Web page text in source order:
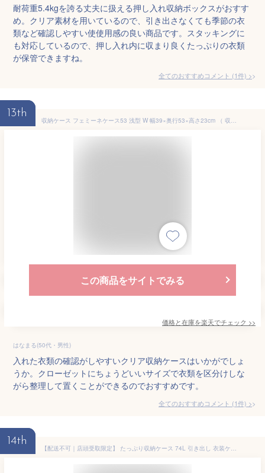
耐荷重5.4kgを誇る丈夫に扱える押し入れ収納ボックスがおすす
め。クリア素材を用いているので、引き出さなくても季節の衣
類など確認しやすい使使用感の良い商品です。スタッキングに
も対応しているので、押し入れ内に収まり良くたっぷりの衣類
が保管できますね。
全てのおすすめコメント (1件) >
13th
収納ケース フェミーネケース53 浅型 W 幅39×奥行53×高さ23cm （ 収納 引き出し 収納ボックス クローゼット 衣装ケース プラスチック 衣類 洋服 日本製 小物入れ 小物収納 シンプル 衣類収納 積み重ね クリア 中が見える ホワイト ）【39ショップ】
この商品をサイトでみる
価格と在庫を楽天でチェック >>
はなまる(50代・男性)
入れた衣類の確認がしやすいクリア収納ケースはいかがでしょ
うか。クローゼットにちょうどいいサイズで衣類を区分けしな
がら整理して置くことができるのでおすすめです。
全てのおすすめコメント (1件) >
14th
【配送不可｜店頭受取限定】 たっぷり収納ケース 74L 引き出し 衣装ケース ホワイト プラスチック 幅39×奥行74×高さ30cm 天馬